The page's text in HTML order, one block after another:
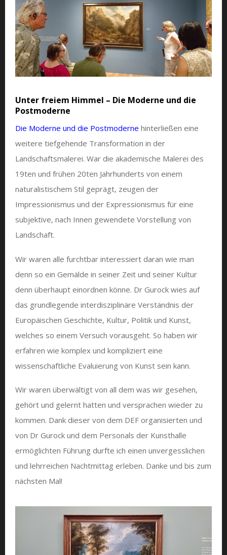
Unter freiem Himmel – Die Moderne und die
Postmoderne
Die Moderne und die Postmoderne hinterließen eine
weitere tiefgehende Transformation in der
Landschaftsmalerei. War die akademische Malerei des
19ten und frühen 20ten Jahrhunderts von einem
naturalistischem Stil geprägt, zeugen der
Impressionismus und der Expressionismus für eine
subjektive, nach Innen gewendete Vorstellung von
Landschaft.
Wir waren alle furchtbar interessiert daran wie man
denn so ein Gemälde in seiner Zeit und seiner Kultur
denn überhaupt einordnen könne. Dr Gurock wies auf
das grundlegende interdisziplinäre Verständnis der
Europäischen Geschichte, Kultur, Politik und Kunst,
welches so einem Versuch vorausgeht. So haben wir
erfahren wie komplex und kompliziert eine
wissenschaftliche Evaluierung von Kunst sein kann.
Wir waren überwältigt von all dem was wir gesehen,
gehört und gelernt hatten und versprachen wieder zu
kommen. Dank dieser von dem DEF organisierten und
von Dr Gurock und dem Personals der Kunsthalle
ermöglichten Führung durfte ich einen unvergesslichen
und lehrreichen Nachtmittag erleben. Danke und bis zum
nächsten Mal!